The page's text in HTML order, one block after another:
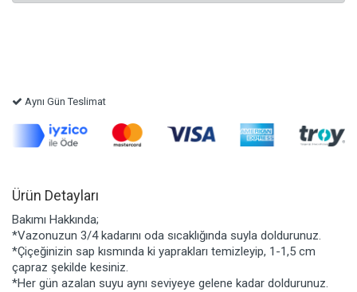
Aynı Gün Teslimat
Ürün Detayları
Bakımı Hakkında;
*Vazonuzun 3/4 kadarını oda sıcaklığında suyla doldurunuz.
*Çiçeğinizin sap kısmında ki yaprakları temizleyip, 1-1,5 cm
çapraz şekilde kesiniz.
*Her gün azalan suyu aynı seviyeye gelene kadar doldurunuz.